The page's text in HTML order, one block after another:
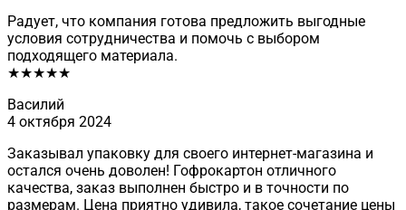
Радует, что компания готова предложить выгодные
условия сотрудничества и помочь с выбором
подходящего материала.
★★★★★
Василий
4 октября 2024
Заказывал упаковку для своего интернет-магазина и
остался очень доволен! Гофрокартон отличного
качества, заказ выполнен быстро и в точности по
размерам. Цена приятно удивила, такое сочетание цены